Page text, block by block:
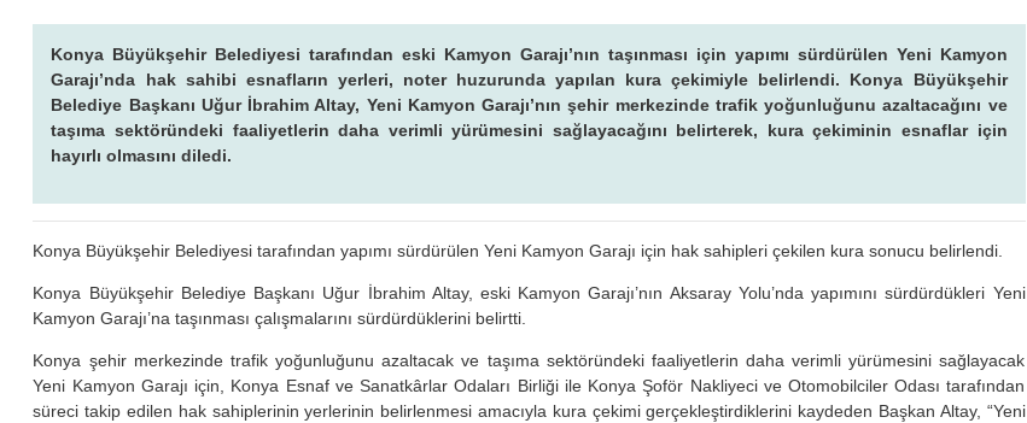
Konya Büyükşehir Belediyesi tarafından eski Kamyon Garajı’nın taşınması için yapımı sürdürülen Yeni Kamyon
Garajı’nda hak sahibi esnafların yerleri, noter huzurunda yapılan kura çekimiyle belirlendi. Konya Büyükşehir
Belediye Başkanı Uğur İbrahim Altay, Yeni Kamyon Garajı’nın şehir merkezinde trafik yoğunluğunu azaltacağını ve
taşıma sektöründeki faaliyetlerin daha verimli yürümesini sağlayacağını belirterek, kura çekiminin esnaflar için
hayırlı olmasını diledi.
Konya Büyükşehir Belediyesi tarafından yapımı sürdürülen Yeni Kamyon Garajı için hak sahipleri çekilen kura sonucu belirlendi.
Konya Büyükşehir Belediye Başkanı Uğur İbrahim Altay, eski Kamyon Garajı’nın Aksaray Yolu’nda yapımını sürdürdükleri Yeni
Kamyon Garajı’na taşınması çalışmalarını sürdürdüklerini belirtti.
Konya şehir merkezinde trafik yoğunluğunu azaltacak ve taşıma sektöründeki faaliyetlerin daha verimli yürümesini sağlayacak
Yeni Kamyon Garajı için, Konya Esnaf ve Sanatkârlar Odaları Birliği ile Konya Şoför Nakliyeci ve Otomobilciler Odası tarafından
süreci takip edilen hak sahiplerinin yerlerinin belirlenmesi amacıyla kura çekimi gerçekleştirdiklerini kaydeden Başkan Altay, “Yeni